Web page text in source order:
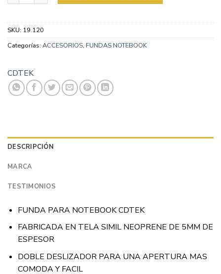
SKU: 19.120
Categorías: ACCESORIOS, FUNDAS NOTEBOOK
CDTEK
DESCRIPCIÓN
MARCA
TESTIMONIOS
FUNDA PARA NOTEBOOK CDTEK
FABRICADA EN TELA SIMIL NEOPRENE DE 5MM DE
ESPESOR
DOBLE DESLIZADOR PARA UNA APERTURA MAS
COMODA Y FACIL